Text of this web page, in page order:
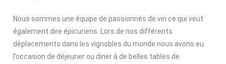
Nous sommes une équipe de passionnés de vin ce qui veut
également dire épicuriens. Lors de nos différents
déplacements dans les vignobles du monde nous avons eu
l’occasion de déjeuner ou diner à de belles tables de